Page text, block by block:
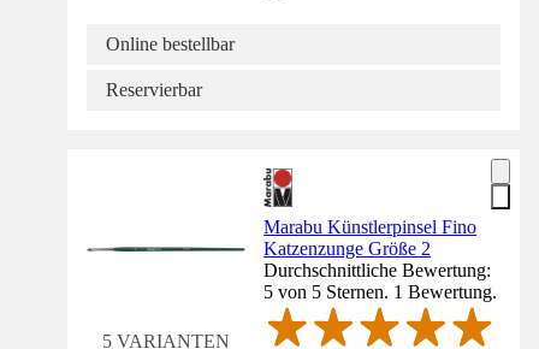
Online bestellbar
Reservierbar
5 VARIANTEN
Marabu Künstlerpinsel Fino
Katzenzunge Größe 2
Durchschnittliche Bewertung:
5 von 5 Sternen. 1 Bewertung.